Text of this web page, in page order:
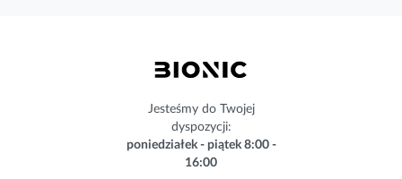
Jesteśmy do Twojej
dyspozycji:
poniedziałek - piątek 8:00 -
16:00